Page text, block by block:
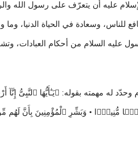
عليه أن يتعرّف على رسول الله
للناس، وسعادة في الحياة الدنيا،
عليه السلام من أحكام العبادات،
وحدّد له مهمته بقوله: ﴿يَـٰٓأَيُّهَا ٱلنَّبِىُّ
مُّنِيرًۭا • وَبَشِّرِ ٱلْمُؤْمِنِينَ بِأَنَّ